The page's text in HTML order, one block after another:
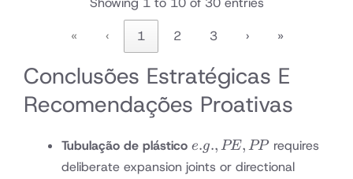
«
‹ 1 2 3 › »
Conclusões Estratégicas E
Recomendações Proativas
Tubulação de plástico e.g.,
PE,
e.g., PE, PPrequires
deliberate expansion joints or directional